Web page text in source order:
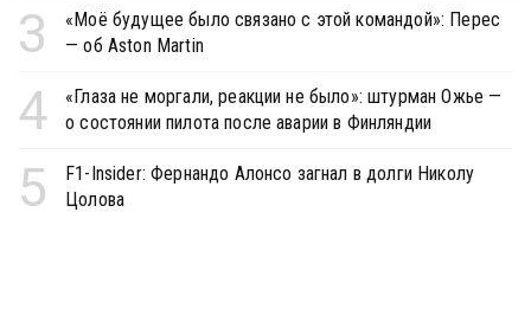
3
«Моё будущее было связано с этой командой»: Перес
— об Aston Martin
4
«Глаза не моргали, реакции не было»: штурман Ожье —
о состоянии пилота после аварии в Финляндии
5
F1-Insider: Фернандо Алонсо загнал в долги Николу
Цолова